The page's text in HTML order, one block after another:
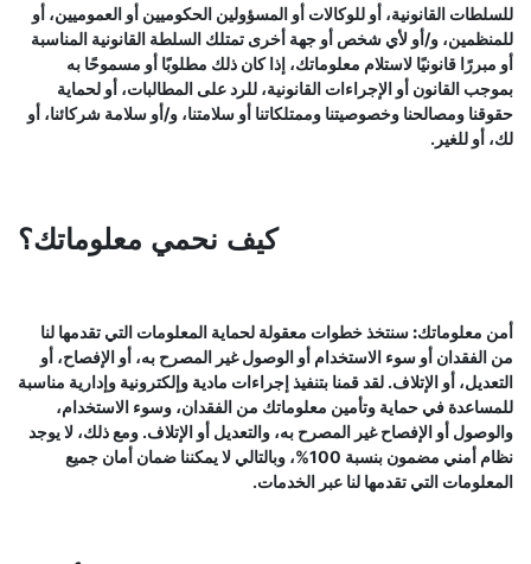
للسلطات القانونية، أو للوكالات أو المسؤولين الحكوميين أو العموميين، أو
للمنظمين، و/أو لأي شخص أو جهة أخرى تمتلك السلطة القانونية المناسبة
أو مبررًا قانونيًا لاستلام معلوماتك، إذا كان ذلك مطلوبًا أو مسموحًا به
بموجب القانون أو الإجراءات القانونية، للرد على المطالبات، أو لحماية
حقوقنا ومصالحنا وخصوصيتنا وممتلكاتنا أو سلامتنا، و/أو سلامة شركائنا، أو
لك، أو للغير.
كيف نحمي معلوماتك؟
أمن معلوماتك:سنتخذ خطوات معقولة لحماية المعلومات التي تقدمها لنا
من الفقدان أو سوء الاستخدام أو الوصول غير المصرح به، أو الإفصاح، أو
التعديل، أو الإتلاف. لقد قمنا بتنفيذ إجراءات مادية وإلكترونية وإدارية مناسبة
للمساعدة في حماية وتأمين معلوماتك من الفقدان، وسوء الاستخدام،
والوصول أو الإفصاح غير المصرح به، والتعديل أو الإتلاف. ومع ذلك، لا يوجد
نظام أمني مضمون بنسبة 100%، وبالتالي لا يمكننا ضمان أمان جميع
المعلومات التي تقدمها لنا عبر الخدمات.